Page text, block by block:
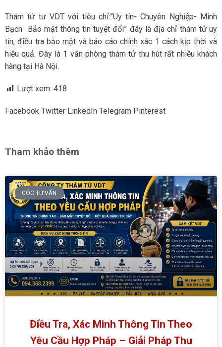
Thám tử tư VDT với tiêu chí:”Uy tín- Chuyên Nghiệp- Minh
Bạch- Bảo mật thông tin tuyệt đối” đây là địa chỉ thám tử uy
tín, điều tra bảo mật và báo cáo chính xác 1 cách kịp thời và
hiệu quả. Đây là 1 văn phòng thám tử thu hút rất nhiều khách
hàng tại Hà Nội.
Lượt xem: 418
Facebook Twitter LinkedIn Telegram Pinterest
Tham khảo thêm
GÓC TƯ VẤN
Điều Tra, Xác Minh Thông Tin Theo
Yêu Cầu Hợp Pháp – Giải Pháp Thu